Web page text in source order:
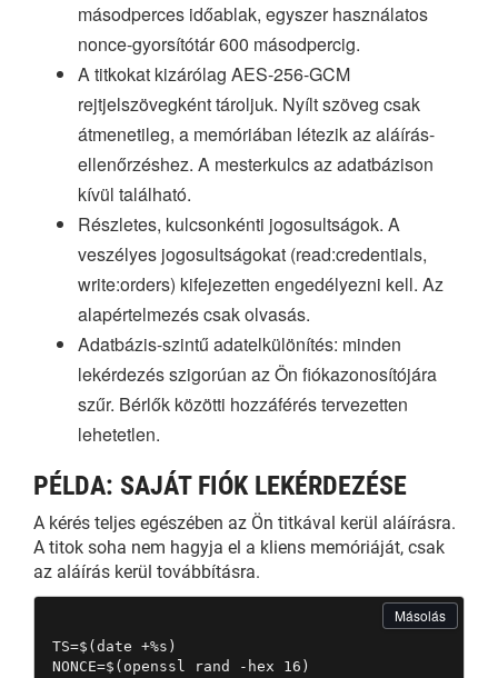
másodperces időablak, egyszer használatos
nonce-gyorsítótár 600 másodpercig.
A titkokat kizárólag AES-256-GCM
rejtjelszövegként tároljuk. Nyílt szöveg csak
átmenetileg, a memóriában létezik az aláírás-
ellenőrzéshez. A mesterkulcs az adatbázison
kívül található.
Részletes, kulcsonkénti jogosultságok. A
veszélyes jogosultságokat (read:credentials,
write:orders) kifejezetten engedélyezni kell. Az
alapértelmezés csak olvasás.
Adatbázis-szintű adatelkülönítés: minden
lekérdezés szigorúan az Ön fiókazonosítójára
szűr. Bérlők közötti hozzáférés tervezetten
lehetetlen.
PÉLDA: SAJÁT FIÓK LEKÉRDEZÉSE
A kérés teljes egészében az Ön titkával kerül aláírásra.
A titok soha nem hagyja el a kliens memóriáját, csak
az aláírás kerül továbbításra.
TS=$(date +%s)
NONCE=$(openssl rand -hex 16)
Másolás